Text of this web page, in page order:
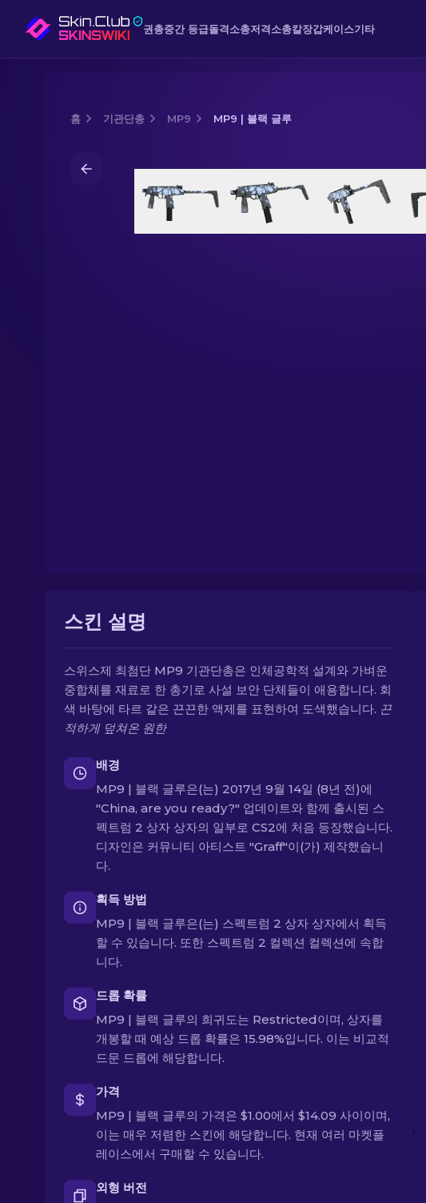
권총중간 등급돌격소총저격소총칼장갑케이스기타
홈 기관단총 MP9 MP9 | 블랙 글루
스킨 설명
스위스제 최첨단 MP9 기관단총은 인체공학적 설계와 가벼운
중합체를 재료로 한 총기로 사설 보안 단체들이 애용합니다. 회
색 바탕에 타르 같은 끈끈한 액제를 표현하여 도색했습니다. 끈
적하게 덮쳐온 원한
배경
MP9 | 블랙 글루은(는) 2017년 9월 14일 (8년 전)에
"China, are you ready?" 업데이트와 함께 출시된 스
펙트럼 2 상자 상자의 일부로 CS2에 처음 등장했습니다.
디자인은 커뮤니티 아티스트 "Graff"이(가) 제작했습니
다.
획득 방법
MP9 | 블랙 글루은(는) 스펙트럼 2 상자 상자에서 획득
할 수 있습니다. 또한 스펙트럼 2 컬렉션 컬렉션에 속합
니다.
드롭 확률
MP9 | 블랙 글루의 희귀도는 Restricted이며, 상자를
개봉할 때 예상 드롭 확률은 15.98%입니다. 이는 비교적
드문 드롭에 해당합니다.
가격
MP9 | 블랙 글루의 가격은 $1.00에서 $14.09 사이이며,
이는 매우 저렴한 스킨에 해당합니다. 현재 여러 마켓플
레이스에서 구매할 수 있습니다.
외형 버전